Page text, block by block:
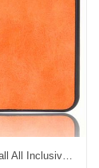
Xiaomi Mi Note 10 Hoesje Persoonlijk Bedrijf Anti-fall All Inclusive Geel Winkel